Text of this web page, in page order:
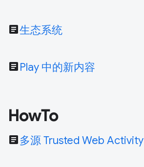
article生态系统
article Play 中的新内容
HowTo
article 多源 Trusted Web Activity